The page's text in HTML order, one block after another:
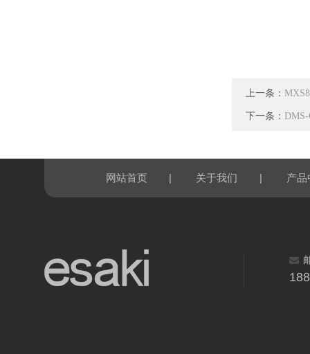
上一条：
下一条：
网站首页 | 关于我们 | 产品